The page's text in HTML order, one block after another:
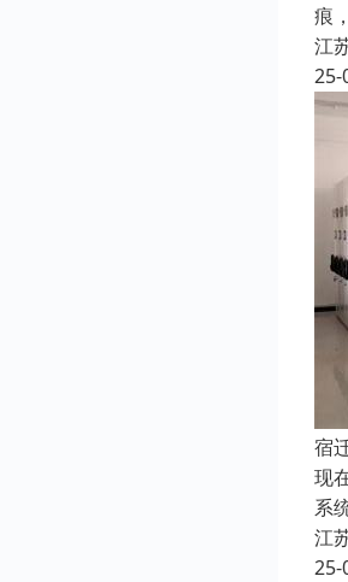
痕
江
25-
宿
现
系
江
25-